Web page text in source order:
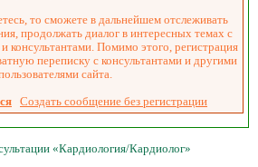
то сможете в дальнейшем отслеживать
продолжать диалог в интересных темах с
консультантами. Помимо этого, регистрация
переписку с консультантами и другими
сайта.
Создать сообщение без регистрации
«Кардиология/Кардиолог»